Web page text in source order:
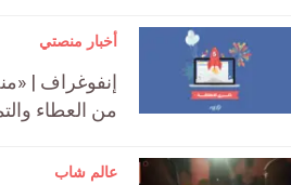
أخبار منصتي
من العطاء
عالم شاب